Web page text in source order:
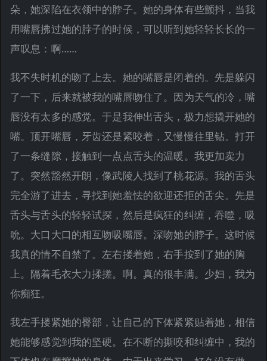
朵，她深陷在衣领中的脖子。她的身体有些颤抖，当我
用嘴唇拂过她的脖子的时候，可以听到她轻轻长长的一
声叹息：啊……
我不失时机的吻了上去。她的嘴唇是闭着的。先是躲闪
了一下，后来就被我的嘴唇吻住了。因为天气的冷，嘴
唇没有太多的感觉。于是我伸出舌头，极力想撬开她的
嘴。顶开嘴唇，牙齿还是紧咬着，又慢慢往里钻。打开
了一条缝隙，接触到一点点舌头的温暖。我更加卖力
了。突然豁然开朗，像武陵人找到了桃花源。我的舌头
完全游了进去，寻找到她羞怯的欲迎还拒的舌尖。先是
舌头与舌头的轻轻试探，然后是疯狂的纠缠，吞噬，吸
吮。大口大口的相互吻吸嘴唇。深吻她的脖子。这时候
我真的情不自禁了。左右搂着她，右手按到了她的胸
上。隔着毛衣大力揉搓。啊。真的很丰满。少妇，我为
你痴狂。
我左手搂紧她的臀部，让自己的下体紧紧贴着她，相信
她能够感觉到我的坚硬。在不断的撕咬和纠缠中，我的